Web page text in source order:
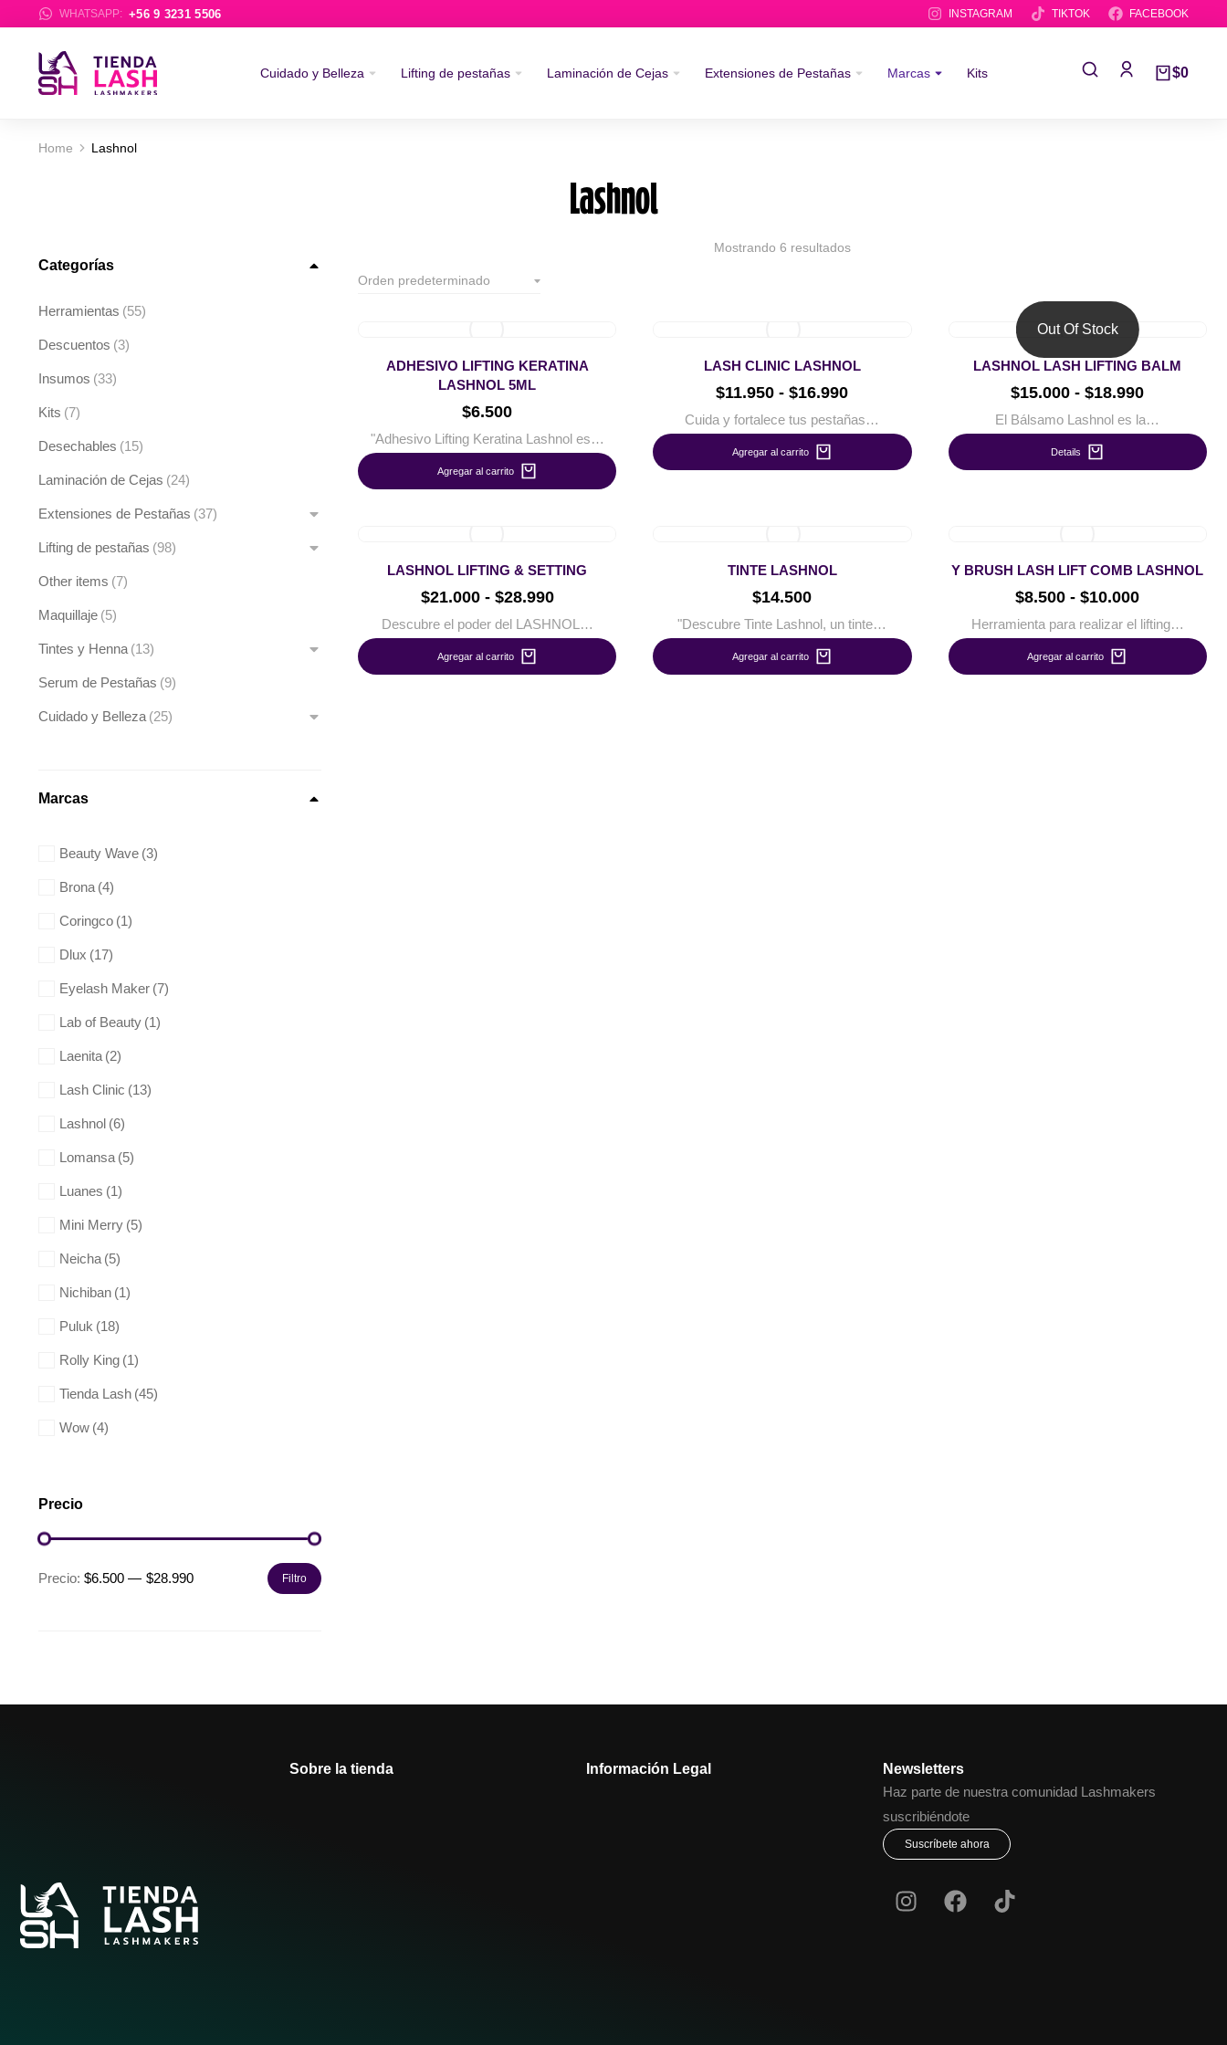
WHATSAPP: +56 9 3231 5506 INSTAGRAM TIKTOK FACEBOOK
Cuidado y Belleza Lifting de pestañas Laminación de Cejas Extensiones de Pestañas Marcas Kits $0
You are here:
Home Lashnol
Lashnol
Categorías
Herramientas (55)
Descuentos (3)
Insumos (33)
Kits (7)
Desechables (15)
Laminación de Cejas (24)
Extensiones de Pestañas (37)
Lifting de pestañas (98)
Other items (7)
Maquillaje (5)
Tintes y Henna (13)
Serum de Pestañas (9)
Cuidado y Belleza (25)
Marcas
Beauty Wave (3)
Brona (4)
Coringco (1)
Dlux (17)
Eyelash Maker (7)
Lab of Beauty (1)
Laenita (2)
Lash Clinic (13)
Lashnol (6)
Lomansa (5)
Luanes (1)
Mini Merry (5)
Neicha (5)
Nichiban (1)
Puluk (18)
Rolly King (1)
Tienda Lash (45)
Wow (4)
Precio
Precio: $6.500 — $28.990 Filtro
Mostrando 6 resultados
ADHESIVO LIFTING KERATINA
LASHNOL 5ML
$6.500
"Adhesivo Lifting Keratina Lashnol es…
Agregar al carrito
LASH CLINIC LASHNOL
$11.950 - $16.990
Cuida y fortalece tus pestañas…
Agregar al carrito
Out Of Stock
LASHNOL LASH LIFTING BALM
$15.000 - $18.990
El Bálsamo Lashnol es la…
Details
LASHNOL LIFTING & SETTING
$21.000 - $28.990
Descubre el poder del LASHNOL…
Agregar al carrito
TINTE LASHNOL
$14.500
"Descubre Tinte Lashnol, un tinte…
Agregar al carrito
Y BRUSH LASH LIFT COMB LASHNOL
$8.500 - $10.000
Herramienta para realizar el lifting…
Agregar al carrito
Sobre la tienda Información Legal
Newsletters
Haz parte de nuestra comunidad Lashmakers
suscribiéndote
Suscríbete ahora